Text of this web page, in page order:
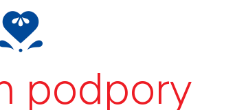
podpory